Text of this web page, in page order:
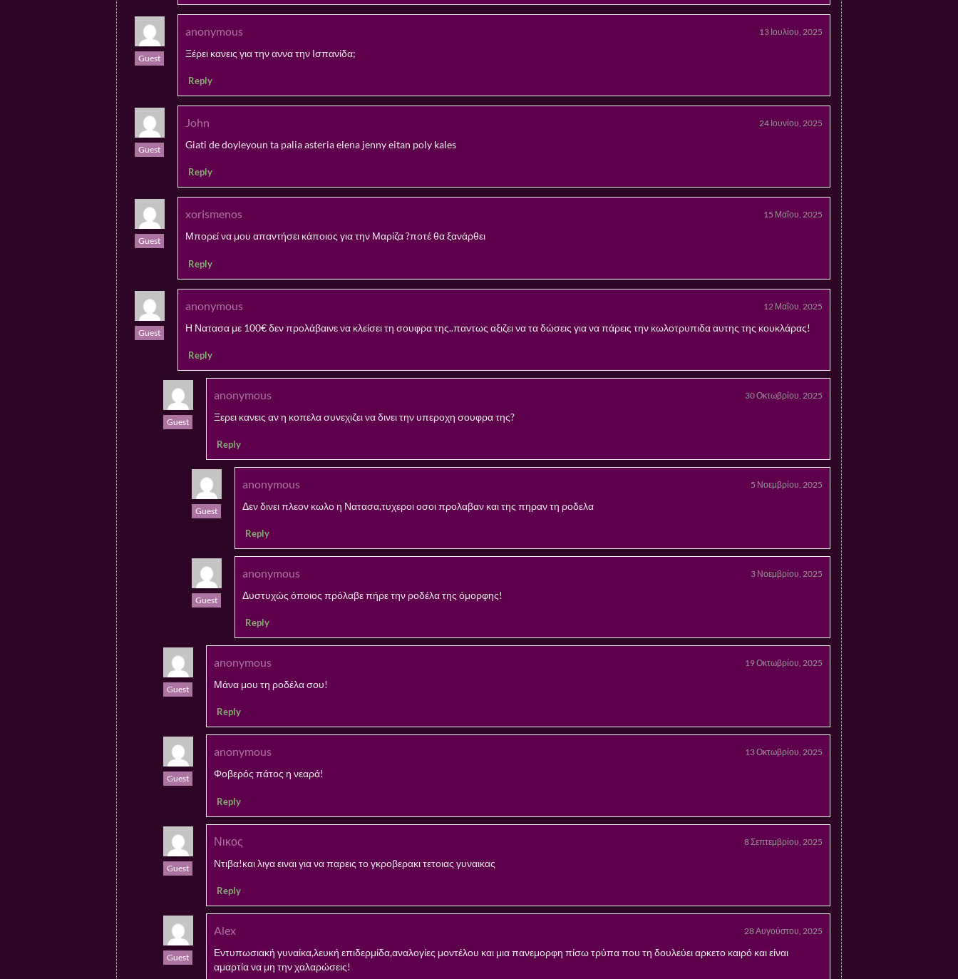
Guest
anonymous 13 Ιουλίου, 2025
Ξέρει κανεις για την αννα την Ισπανίδα;
Reply
Guest
John 24 Ιουνίου, 2025
Giati de doyleyoun ta palia asteria elena jenny eitan poly kales
Reply
Guest
xorismenos 15 Μαΐου, 2025
Μπορεί να μου απαντήσει κάποιος για την Μαρίζα ?ποτέ θα ξανάρθει
Reply
Guest
anonymous 12 Μαΐου, 2025
Η Νατασα με 100€ δεν προλάβαινε να κλείσει τη σουφρα της..παντως αξιζει να τα δώσεις για να πάρεις την κωλοτρυπιδα αυτης της κουκλάρας!
Reply
Guest
anonymous 30 Οκτωβρίου, 2025
Ξερει κανεις αν η κοπελα συνεχιζει να δινει την υπεροχη σουφρα της?
Reply
Guest
anonymous 5 Νοεμβρίου, 2025
Δεν δινει πλεον κωλο η Νατασα,τυχεροι οσοι προλαβαν και της πηραν τη ροδελα
Reply
Guest
anonymous 3 Νοεμβρίου, 2025
Δυστυχώς όποιος πρόλαβε πήρε την ροδέλα της όμορφης!
Reply
Guest
anonymous 19 Οκτωβρίου, 2025
Μάνα μου τη ροδέλα σου!
Reply
Guest
anonymous 13 Οκτωβρίου, 2025
Φοβερός πάτος η νεαρά!
Reply
Guest
Νικος 8 Σεπτεμβρίου, 2025
Ντιβα!και λιγα ειναι για να παρεις το γκροβερακι τετοιας γυναικας
Reply
Guest
Alex 28 Αυγούστου, 2025
Εντυπωσιακή γυναίκα,λευκή επιδερμίδα,αναλογίες μοντέλου και μια πανεμορφη πίσω τρύπα που τη δουλεύει αρκετο καιρό και είναι
αμαρτία να μη την χαλαρώσεις!